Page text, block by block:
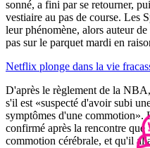
sonné, a fini par se retourner,
vestiaire au pas de course. Les
leur phénomène, alors auteur
pas sur le parquet mardi en
Netflix plonge dans la vie
D'après le règlement de la
s'il est «suspecté d'avoir subi
symptômes d'une commotion».
confirmé après la rencontre
commotion cérébrale, et qu'il